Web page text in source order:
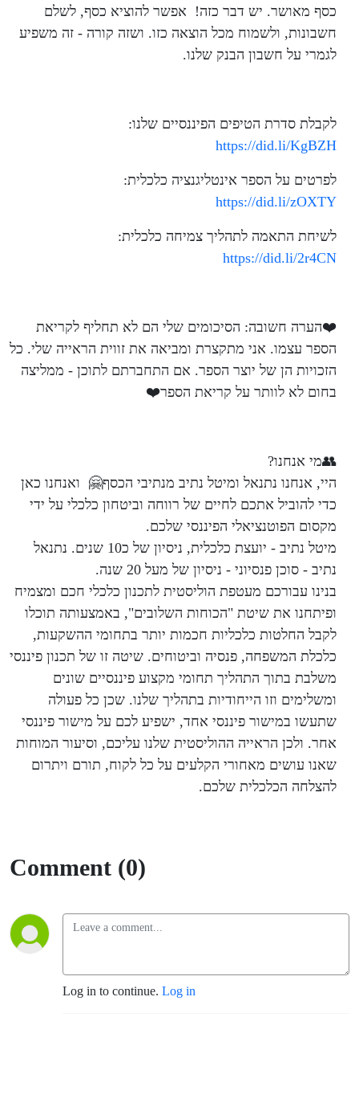
כסף מאושר. יש דבר כזה! אפשר להוציא כסף, לשלם
חשבונות, ולשמוח מכל הוצאה כזו. ושזה קורה - זה משפיע
לגמרי על חשבון הבנק שלנו.
לקבלת סדרת הטיפים הפיננסיים שלנו:
https://did.li/KgBZH
לפרטים על הספר אינטליגנציה כלכלית:
https://did.li/zOXTY
לשיחת התאמה לתהליך צמיחה כלכלית:
https://did.li/2r4CN
❤️הערה חשובה: הסיכומים שלי הם לא תחליף לקריאת
הספר עצמו. אני מתקצרת ומביאה את זווית הראייה שלי. כל
הזכויות הן של יוצר הספר. אם התחברתם לתוכן - ממליצה
בחום לא לוותר על קריאת הספר❤️
👥מי אנחנו?
היי, אנחנו נתנאל ומיטל נתיב מנתיבי הכסף🤗 ואנחנו כאן
כדי להוביל אתכם לחיים של רווחה וביטחון כלכלי על ידי
מקסום הפוטנציאלי הפיננסי שלכם.
מיטל נתיב - יועצת כלכלית, ניסיון של כ10 שנים. נתנאל
נתיב - סוכן פנסיוני - ניסיון של מעל 20 שנה.
בנינו עבורכם מעטפת הוליסטית לתכנון כלכלי חכם ומצמיח
ופיתחנו את שיטת "הכוחות השלובים", באמצעותה תוכלו
לקבל החלטות כלכליות חכמות יותר בתחומי ההשקעות,
כלכלת המשפחה, פנסיה וביטוחים. שיטה זו של תכנון פיננסי
משלבת בתוך התהליך תחומי מקצוע פיננסיים שונים
ומשלימים וזו הייחודיות בתהליך שלנו. שכן כל פעולה
שתעשו במישור פיננסי אחד, ישפיע לכם על מישור פיננסי
אחר. ולכן הראייה ההוליסטית שלנו עליכם, וסיעור המוחות
שאנו עושים מאחורי הקלעים על כל לקוח, תורם ויתרום
להצלחה הכלכלית שלכם.
Comment (0)
Log in to continue. Log in